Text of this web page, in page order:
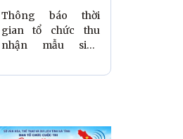
(Quyền sử dụng đất
lần 2)
Thông báo thời
gian tổ chức thu
nhận mẫu sinh
nhân Liệt sỹ chưa